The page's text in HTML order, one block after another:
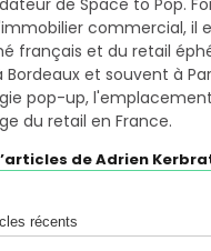
commercial, il
français et du retail
Bordeaux et souvent à
pop-up,
du retail en France.
de Adrien
récents